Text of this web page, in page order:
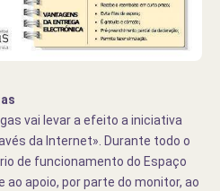
vai levar a efeito a iniciativa
da Internet». Durante todo o
de funcionamento do Espaço
ao apoio, por parte do monitor, ao